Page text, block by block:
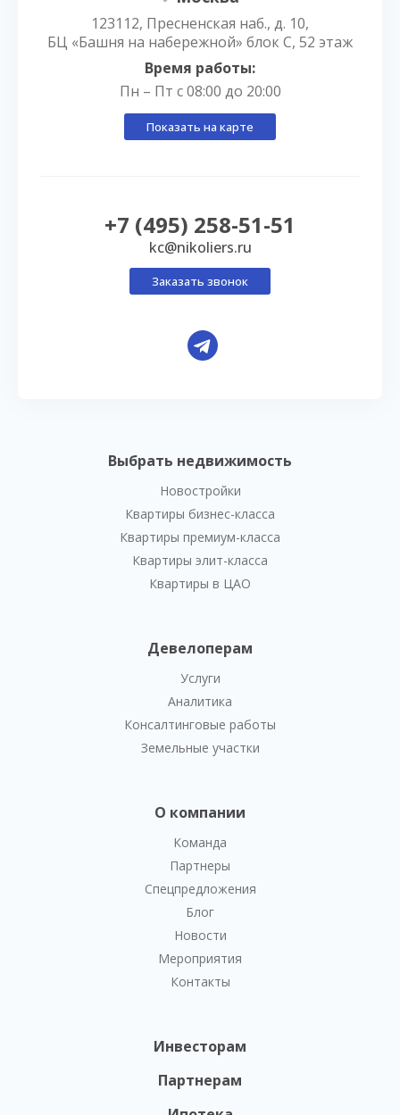
Выбрать недвижимость
Новостройки
Квартиры бизнес-класса
Квартиры премиум-класса
Квартиры элит-класса
Квартиры в ЦАО
Девелоперам
Услуги
Аналитика
Консалтинговые работы
Земельные участки
О компании
Команда
Партнеры
Спецпредложения
Блог
Новости
Мероприятия
Контакты
Инвесторам
Партнерам
123112, Пресненская наб., д. 10,
БЦ «Башня на набережной» блок С, 52 этаж
Время работы:
Пн – Пт с 08:00 до 20:00
Показать на карте
+7 (495) 258-51-51
kc@nikoliers.ru
Заказать звонок